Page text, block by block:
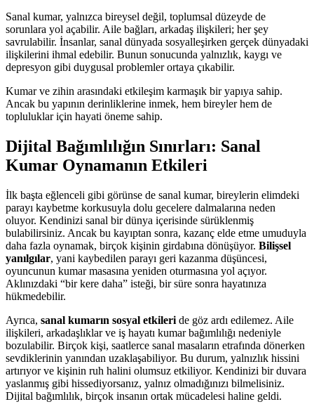
Sanal kumar, yalnızca bireysel değil, toplumsal düzeyde de
sorunlara yol açabilir. Aile bağları, arkadaş ilişkileri; her şey
savrulabilir. İnsanlar, sanal dünyada sosyalleşirken gerçek dünyadaki
ilişkilerini ihmal edebilir. Bunun sonucunda yalnızlık, kaygı ve
depresyon gibi duygusal problemler ortaya çıkabilir.
Kumar ve zihin arasındaki etkileşim karmaşık bir yapıya sahip.
Ancak bu yapının derinliklerine inmek, hem bireyler hem de
topluluklar için hayati öneme sahip.
Dijital Bağımlılığın Sınırları: Sanal
Kumar Oynamanın Etkileri
İlk başta eğlenceli gibi görünse de sanal kumar, bireylerin elimdeki
parayı kaybetme korkusuyla dolu gecelere dalmalarına neden
oluyor. Kendinizi sanal bir dünya içerisinde sürüklenmiş
bulabilirsiniz. Ancak bu kayıptan sonra, kazanç elde etme umuduyla
daha fazla oynamak, birçok kişinin girdabına dönüşüyor. Bilişsel
yanılgılar, yani kaybedilen parayı geri kazanma düşüncesi,
oyuncunun kumar masasına yeniden oturmasına yol açıyor.
Aklınızdaki “bir kere daha” isteği, bir süre sonra hayatınıza
hükmedebilir.
Ayrıca, sanal kumarın sosyal etkileri de göz ardı edilemez. Aile
ilişkileri, arkadaşlıklar ve iş hayatı kumar bağımlılığı nedeniyle
bozulabilir. Birçok kişi, saatlerce sanal masaların etrafında dönerken
sevdiklerinin yanından uzaklaşabiliyor. Bu durum, yalnızlık hissini
artırıyor ve kişinin ruh halini olumsuz etkiliyor. Kendinizi bir duvara
yaslanmış gibi hissediyorsanız, yalnız olmadığınızı bilmelisiniz.
Dijital bağımlılık, birçok insanın ortak mücadelesi haline geldi.